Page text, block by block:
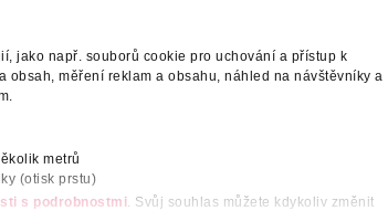
jako např. souborů cookie pro uchování a přístup k
měření reklam a obsahu, náhled na návštěvníky a
metrů
(otisk prstu)
s podrobnostmi. Svůj souhlas můžete kdykoliv změnit
aromaterapii, masážích, koupeli a v péči o pleť.